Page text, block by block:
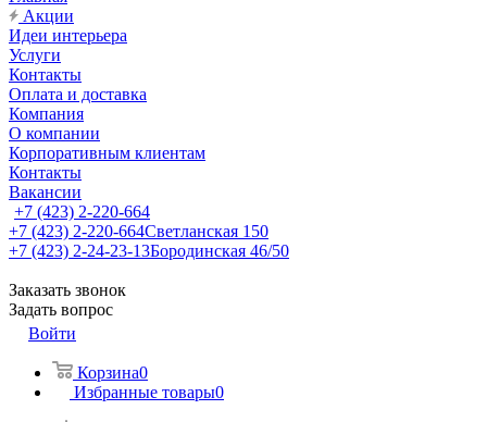
Акции
Идеи интерьера
Услуги
Контакты
Оплата и доставка
Компания
О компании
Корпоративным клиентам
Контакты
Вакансии
+7 (423) 2-220-664
+7 (423) 2-220-664Светланская 150
+7 (423) 2-24-23-13Бородинская 46/50
Заказать звонок
Задать вопрос
Войти
Корзина0
Избранные товары0